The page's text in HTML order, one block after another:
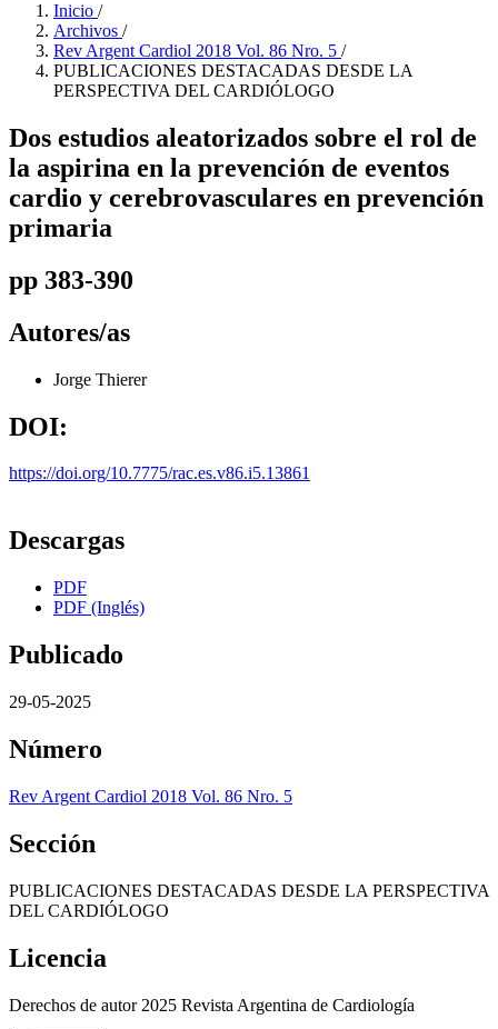
Inicio /
Archivos /
Rev Argent Cardiol 2018 Vol. 86 Nro. 5 /
PUBLICACIONES DESTACADAS DESDE LA
PERSPECTIVA DEL CARDIÓLOGO
Dos estudios aleatorizados sobre el rol de
la aspirina en la prevención de eventos
cardio y cerebrovasculares en prevención
primaria
pp 383-390
Autores/as
Jorge Thierer
DOI:
https://doi.org/10.7775/rac.es.v86.i5.13861
Descargas
PDF
PDF (Inglés)
Publicado
29-05-2025
Número
Rev Argent Cardiol 2018 Vol. 86 Nro. 5
Sección
PUBLICACIONES DESTACADAS DESDE LA PERSPECTIVA
DEL CARDIÓLOGO
Licencia
Derechos de autor 2025 Revista Argentina de Cardiología